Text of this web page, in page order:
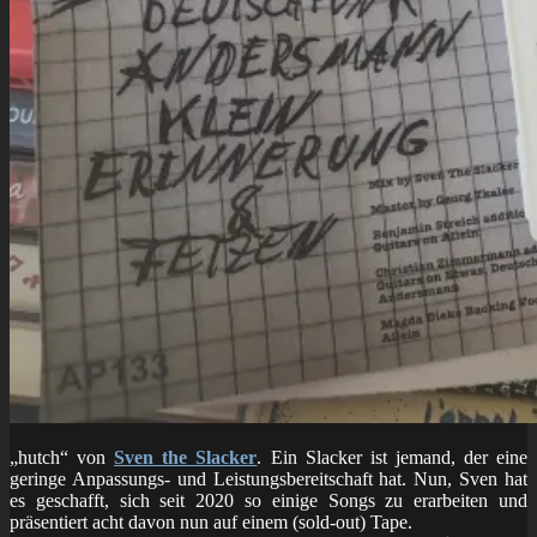
„hutch“ vonSven the Slacker. Ein Slacker ist jemand, der eine
geringe Anpassungs- und Leistungsbereitschaft hat. Nun, Sven hat
es geschafft, sich seit 2020 so einige Songs zu erarbeiten und
präsentiert acht davon nun auf einem (sold-out) Tape.